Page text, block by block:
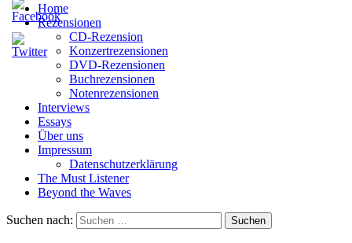
Home
Rezensionen
CD-Rezension
Konzertrezensionen
DVD-Rezensionen
Buchrezensionen
Notenrezensionen
Interviews
Essays
Über uns
Impressum
Datenschutzerklärung
The Must Listener
Beyond the Waves
Suchen nach: